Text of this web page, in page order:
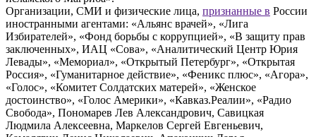
Организации, СМИ и физические лица, признанные в России
иностранными агентами: «Альянс врачей», «Лига
Избирателей», «Фонд борьбы с коррупцией», «В защиту прав
заключенных», ИАЦ «Сова», «Аналитический Центр Юрия
Левады», «Мемориал», «Открытый Петербург», «Открытая
Россия», «Гуманитарное действие», «Феникс плюс», «Агора»,
«Голос», «Комитет Солдатских матерей», «Женское
достоинство», «Голос Америки», «Кавказ.Реалии», «Радио
Свобода», Пономарев Лев Александрович, Савицкая
Людмила Алексеевна, Маркелов Сергей Евгеньевич,